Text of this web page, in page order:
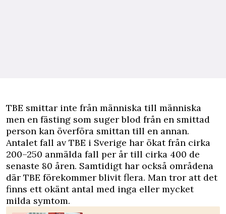
TBE smittar inte från människa till människa
men en fästing som suger blod från en smittad
person kan överföra smittan till en annan.
Antalet fall av TBE i Sverige har ökat från cirka
200–250 anmälda fall per år till cirka 400 de
senaste 80 åren. Samtidigt har också områdena
där TBE förekommer blivit flera. Man tror att det
finns ett okänt antal med inga eller mycket
milda symtom.